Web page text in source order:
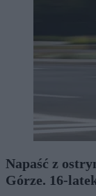
Napaść z
Górze. 16-